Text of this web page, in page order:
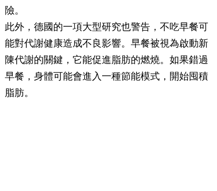
險。
此外，德國的一項大型研究也警告，不吃早餐可
能對代謝健康造成不良影響。早餐被視為啟動新
陳代謝的關鍵，它能促進脂肪的燃燒。如果錯過
早餐，身體可能會進入一種節能模式，開始囤積
脂肪。